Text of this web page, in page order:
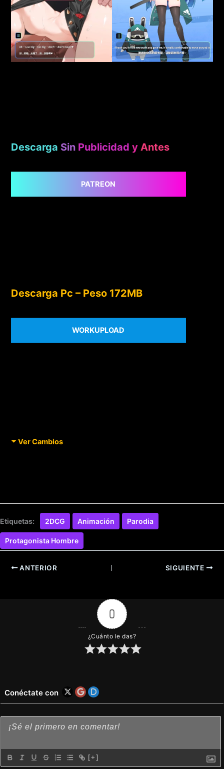
Descarga Sin Publicidad y Antes
PATREON
Descarga Pc – Peso 172MB
WORKUPLOAD
Ver Cambios
Etiquetas: 2DCG Animación Parodia
Protagonista Hombre
ANTERIOR SIGUIENTE
0
¿Cuánto le das?
Conéctate con
[+]